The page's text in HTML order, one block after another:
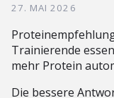
27. MAI 2026
Trainierende
mehr Protein
Die bessere